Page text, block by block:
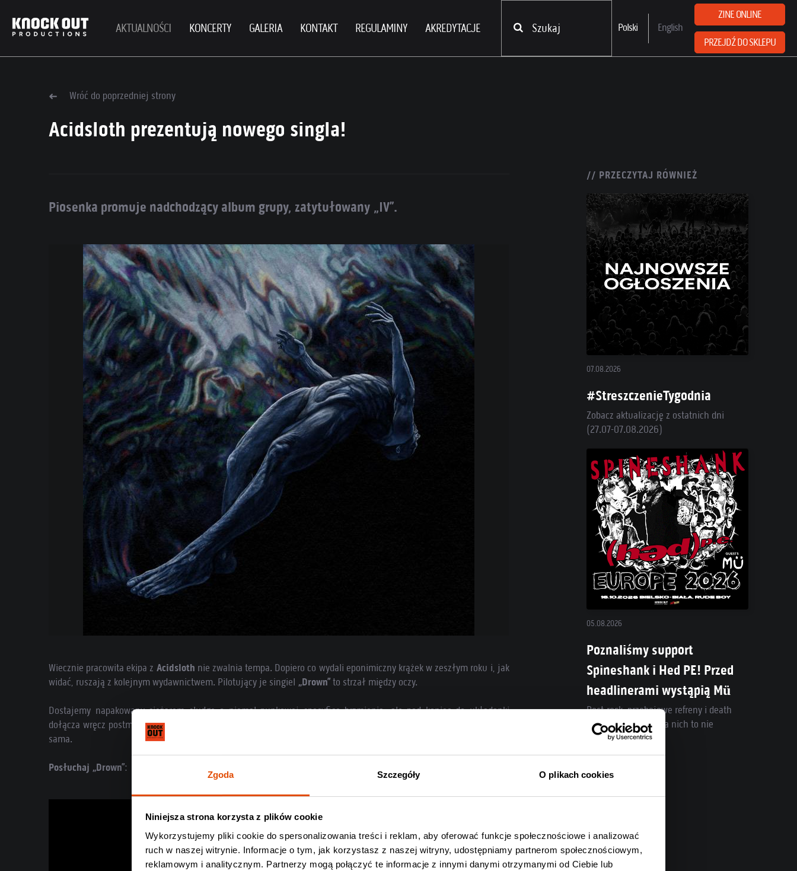
Zgoda Szczegóły O plikach cookies
Niniejsza strona korzysta z plików cookie
Wykorzystujemy pliki cookie do spersonalizowania treści i reklam, aby oferować funkcje społecznościowe i analizować
ruch w naszej witrynie. Informacje o tym, jak korzystasz z naszej witryny, udostępniamy partnerom społecznościowym,
reklamowym i analitycznym. Partnerzy mogą połączyć te informacje z innymi danymi otrzymanymi od Ciebie lub
AKTUALNOŚCI KONCERTY GALERIA KONTAKT REGULAMINY AKREDYTACJE Polski English
ZINE ONLINE
PRZEJDŹ DO SKLEPU
Wróć do poprzedniej strony
Acidsloth prezentują nowego singla!
Piosenka promuje nadchodzący album grupy, zatytułowany „IV”.
Wiecznie pracowita ekipa z Acidsloth nie zwalnia tempa. Dopiero co wydali eponimiczny krążek w zeszłym roku i, jak
widać, ruszają z kolejnym wydawnictwem. Pilotujący je singiel „Drown”to strzał między oczy.
Dostajemy napakowany ciężarem sludge o niemal punkowej specyfice brzmienia, ale pod koniec do układanki
dołącza wręcz postmetalowa melodia. Obyśmy usłyszeli to 28 maja w Hype Parku, bo od takich riffów czaszka pęka
sama.
Posłuchaj „Drown”:
// PRZECZYTAJ RÓWNIEŻ
07.08.2026
#StreszczenieTygodnia
Zobacz aktualizację z ostatnich dni
(27.07-07.08.2026)
05.08.2026
Poznaliśmy support
Spineshank i Hed PE! Przed
headlinerami wystąpią Mü
Post-rock, przebojowe refreny i death
metal w jednym? Dla nich to nie
problem!